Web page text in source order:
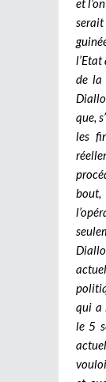
serait
de la
que,
les
bout,
qui a
le 5